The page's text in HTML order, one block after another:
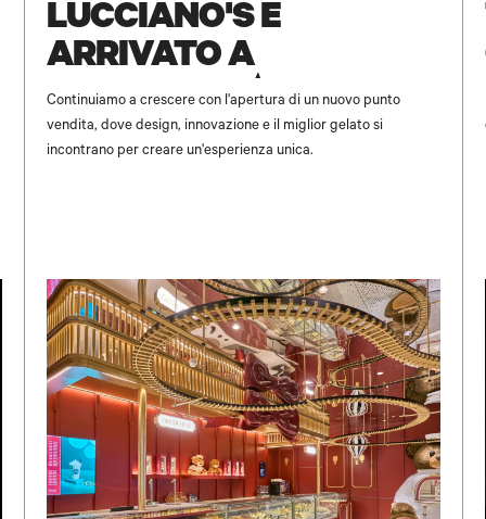
LUCCIANO'S È
ARRIVATO A
UNICENTER ✨
Continuiamo a crescere con l'apertura di un nuovo punto
vendita, dove design, innovazione e il miglior gelato si
incontrano per creare un'esperienza unica.